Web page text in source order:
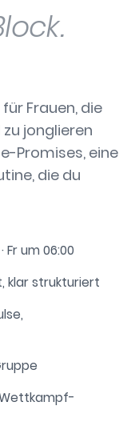
Frauen, die
jonglieren
Promises, eine
die du
Fr um 06:00
klar strukturiert
Wettkampf-